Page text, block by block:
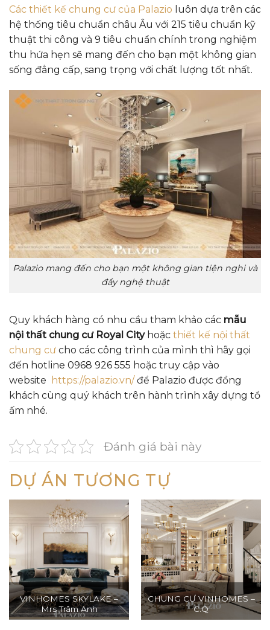
Các thiết kế chung cư của Palazio luôn dựa trên các
hệ thống tiêu chuẩn châu Âu với 215 tiêu chuẩn kỹ
thuật thi công và 9 tiêu chuẩn chính trong nghiệm
thu hứa hẹn sẽ mang đến cho bạn một không gian
sống đẳng cấp, sang trọng với chất lượng tốt nhất.
Palazio mang đến cho bạn một không gian tiện nghi và
đầy nghệ thuật
Quy khách hàng có nhu cầu tham khảo các mẫu
nội thất chung cư Royal City hoặc thiết kế nội thất
chung cư cho các công trình của mình thì hãy gọi
đến hotline 0968 926 555 hoặc truy cập vào
website
https://palazio.vn/để Palazio được đồng
khách cùng quý khách trên hành trình xây dựng tổ
ấm nhé.
Đánh giá bài này
DỰ ÁN TƯƠNG TỰ
VINHOMES SKYLAKE –
Mrs Trâm Anh
CHUNG CƯ VINHOMES –
C.Q